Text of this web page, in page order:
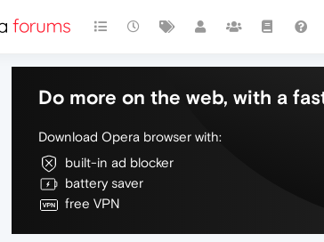
Do more on the web, with a
Download Opera browser with:
built-in ad blocker
battery saver
free VPN